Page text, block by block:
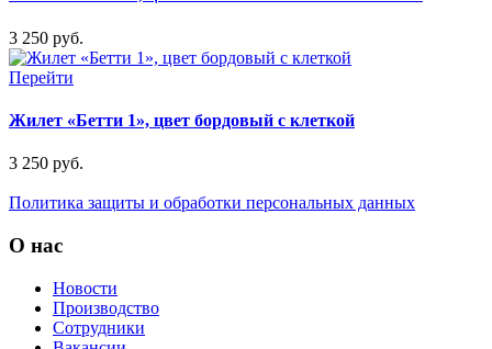
3 250 руб.
Перейти
Жилет «Бетти 1», цвет бордовый с клеткой
3 250 руб.
Политика защиты и обработки персональных данных
О нас
Новости
Производство
Сотрудники